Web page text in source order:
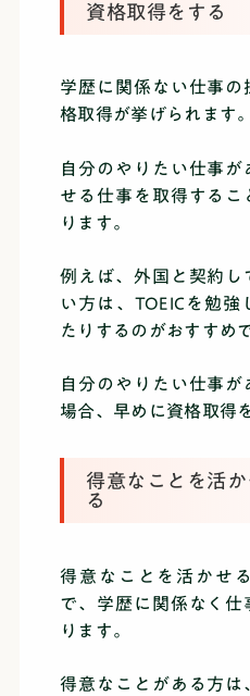
資格取得をする
学歴に関係ない仕事
格取得が挙げられます。
自分のやりたい仕事
せる仕事を取得するこ
ります。
例えば、外国と契約し
い方は、TOEICを勉
たりするのがおすすめ
自分のやりたい仕事
場合、早めに資格取得
得意なことを活
る
得意なことを活かせ
で、学歴に関係なく仕
ります。
得意なことがある方は